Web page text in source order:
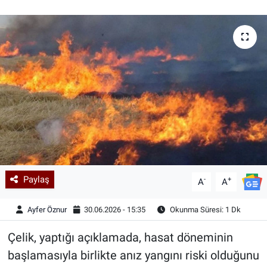
Paylaş A- A+
Ayfer Öznur 30.06.2026 - 15:35 Okunma Süresi: 1 Dk
Çelik, yaptığı açıklamada, hasat döneminin
başlamasıyla birlikte anız yangını riski olduğunu
Siyaset
Teknoloji
Yazarlar
Astroloji-Rüya